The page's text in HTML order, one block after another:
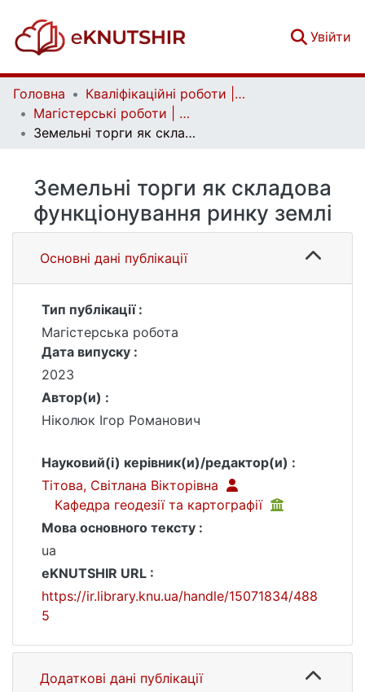
Увійти
Головна
Кваліфікаційні роботи | Qualifying works
Магістерські роботи | Master's theses
Земельні торги як складова функціонування ринку землі
Земельні торги як складова
функціонування ринку землі
Основні дані публікації
Тип публікації :
Магістерська робота
Дата випуску :
2023
Автор(и) :
Ніколюк Ігор Романович
Науковий(і) керівник(и)/редактор(и) :
Тітова, Світлана Вікторівна
Кафедра геодезії та картографії
Мова основного тексту :
ua
eKNUTSHIR URL :
https://ir.library.knu.ua/handle/15071834/488
5
Додаткові дані публікації